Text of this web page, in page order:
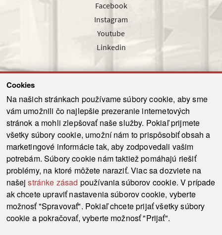
Cookies
Na našich stránkach používame súbory cookie, aby sme
vám umožnili čo najlepšie prezeranie internetových
stránok a mohli zlepšovať naše služby. Pokiaľ prijmete
všetky súbory cookie, umožní nám to prispôsobiť obsah a
marketingové informácie tak, aby zodpovedali vašim
potrebám. Súbory cookie nám taktiež pomáhajú riešiť
problémy, na ktoré môžete naraziť. Viac sa dozviete na
našejstránke zásad používania súborov cookie. V prípade
ak chcete upraviť nastavenia súborov cookie, vyberte
možnosť "Spravovať". Pokiaľ chcete prijať všetky súbory
cookie a pokračovať, vyberte možnosť "Prijať".
Facebook
Instagram
Youtube
Linkedin
Odoslať
© 2021-2026 ku.sk. Všetky práva vyhradené. | Ochrana osobných údajov
Vyhlásenie o prístupnosti |
Admin
This site is protected by reCAPTCHA and the Google Privacy Policy and Terms of
Service
apply.